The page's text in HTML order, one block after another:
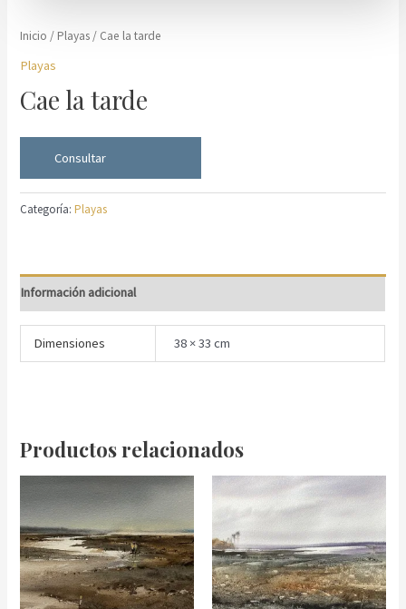
Inicio / Playas / Cae la tarde
Playas
Cae la tarde
Consultar
Categoría:Playas
Información adicional
Dimensiones 38 × 33 cm
Productos relacionados